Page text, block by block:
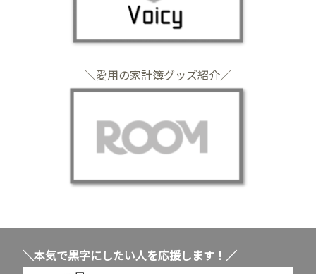
＼愛用の家計簿グッズ紹介／
＼本気で黒字にしたい人を応援します！／